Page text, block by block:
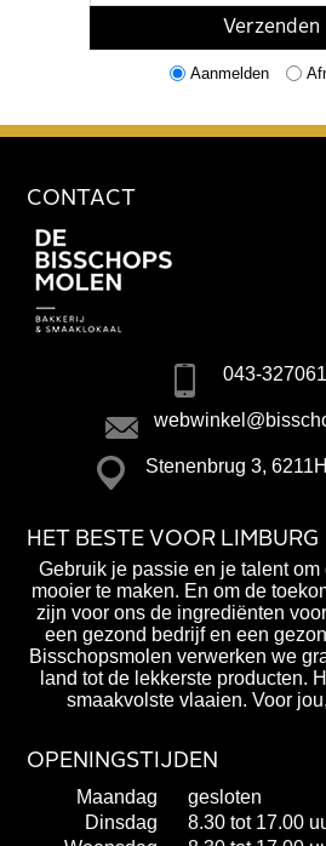
Aanmelden
CONTACT
043-
Stenenbrug 3,
HET BESTE VOOR LIMBURG
Gebruik je passie en je talent
mooier te maken. En om de
zijn voor ons de ingrediënten
een gezond bedrijf en een
Bisschopsmolen verwerken we
land tot de lekkerste producten.
smaakvolste vlaaien. Voor
OPENINGSTIJDEN
Maandag
gesloten
Dinsdag
8.30 tot 17.00